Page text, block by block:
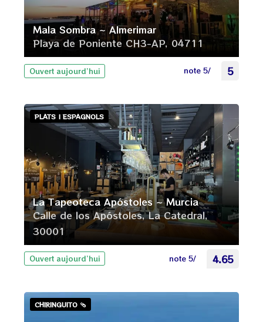
Mala Sombra ~ Almerimar
Playa de Poniente CH3-AP, 04711
Ouvert aujourd’hui note 5/ 5
PLATS | ESPAGNOLS
La Tapeoteca Apóstoles ~ Murcia
Calle de los Apóstoles, La Catedral,
30001
Ouvert aujourd’hui note 5/ 4.65
CHIRINGUITO 🩴